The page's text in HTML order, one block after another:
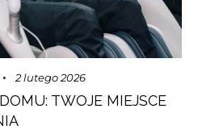
2 lutego 2026
TWOJE MIEJSCE